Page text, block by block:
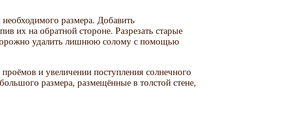
размера. Добавить
их на обратной стороне. Разрезать старые
удалить лишнюю солому с помощью
и увеличении поступления солнечного
размера, размещённые в толстой стене,